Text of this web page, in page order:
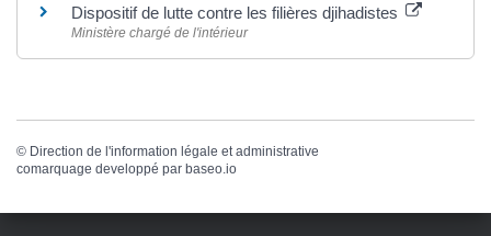
Dispositif de lutte contre les filières djihadistes
Ministère chargé de l'intérieur
© Direction de l'information légale et administrative
comarquage developpé par baseo.io